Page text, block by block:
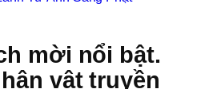
mời nổi bật.
vật truyền